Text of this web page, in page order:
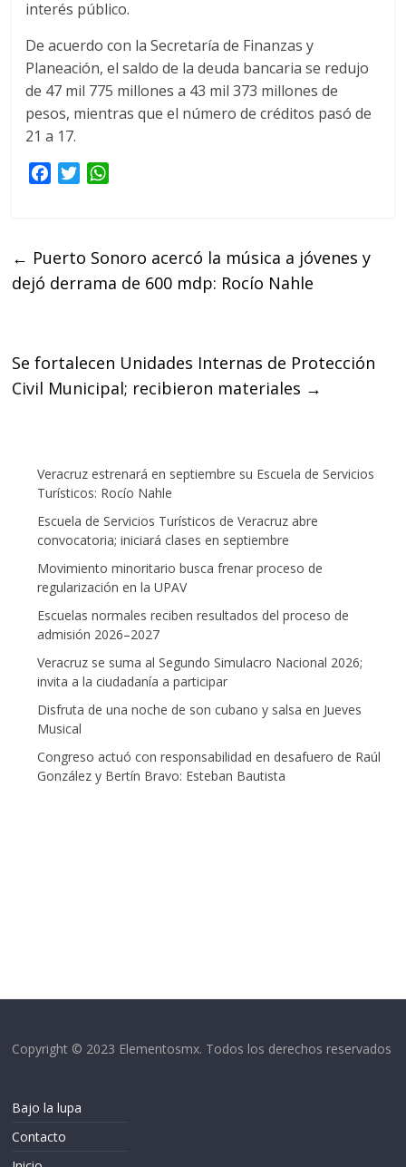
interés público.
De acuerdo con la Secretaría de Finanzas y
Planeación, el saldo de la deuda bancaria se redujo
de 47 mil 775 millones a 43 mil 373 millones de
pesos, mientras que el número de créditos pasó de
21 a 17.
b
o
T
t
e
s
A
← Puerto Sonoro acercó la música a jóvenes y
dejó derrama de 600 mdp: Rocío Nahle
Se fortalecen Unidades Internas de Protección
Civil Municipal; recibieron materiales →
Veracruz estrenará en septiembre su Escuela de Servicios
Turísticos: Rocío Nahle
Escuela de Servicios Turísticos de Veracruz abre
convocatoria; iniciará clases en septiembre
Movimiento minoritario busca frenar proceso de
regularización en la UPAV
Escuelas normales reciben resultados del proceso de
admisión 2026–2027
Veracruz se suma al Segundo Simulacro Nacional 2026;
invita a la ciudadanía a participar
Disfruta de una noche de son cubano y salsa en Jueves
Musical
Congreso actuó con responsabilidad en desafuero de Raúl
González y Bertín Bravo: Esteban Bautista
Copyright © 2023 Elementosmx. Todos los derechos reservados
Bajo la lupa
Contacto